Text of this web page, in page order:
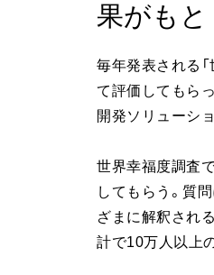
果がもと
毎年発表される
て評価してもら
開発ソリューシ
世界幸福度調査
してもらう。質
ざまに解釈され
計で10万人以上